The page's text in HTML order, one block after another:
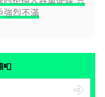
強烈不滿
📮